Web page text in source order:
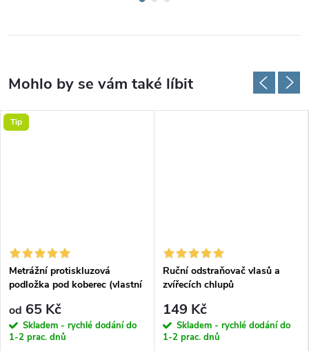
Tip
Metrážní protiskluzová
podložka pod koberec (vlastní
od 65 Kč
Skladem - rychlé dodání do
1-2 prac. dnů
Ruční odstraňovač vlasů a
zvířecích chlupů
149 Kč
Skladem - rychlé dodání do
1-2 prac. dnů